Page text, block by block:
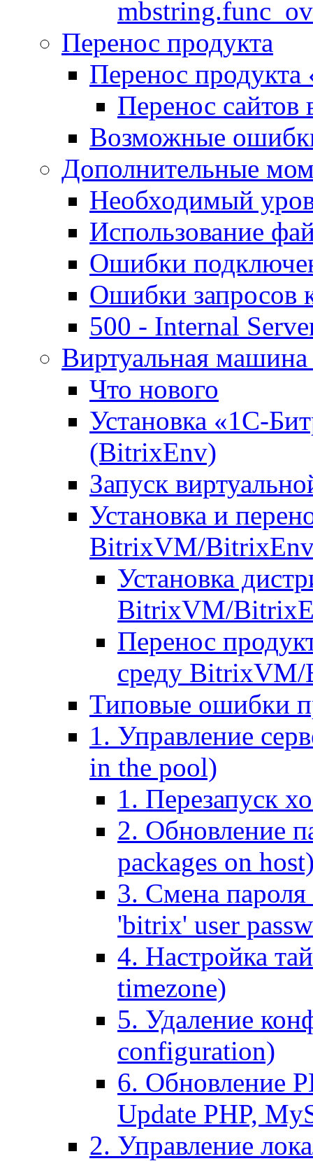
Перенос продукта
Перенос продукта
Перенос сайтов
Возможные
Дополнительные
Необходимый
Использование
Ошибки
Ошибки запросов
500 - Internal
Виртуальная
Что нового
Установка «1С-
(BitrixEnv)
Запуск
Установка и
BitrixVM/
Установка
BitrixVM/
Перенос
среду
Типовые ошибки
1. Управление
in the pool)
1. Перезапуск
2. Обновление
packages on
3. Смена пароля
'bitrix' user
4. Настройка
timezone)
5. Удаление
configuration)
6. Обновление
Update PHP,
2. Управление